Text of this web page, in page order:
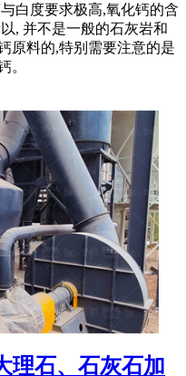
白度要求极高,氧化钙的含
, 并不是一般的石灰岩和
原料的,特别需要注意的是
。
理石、石灰石加